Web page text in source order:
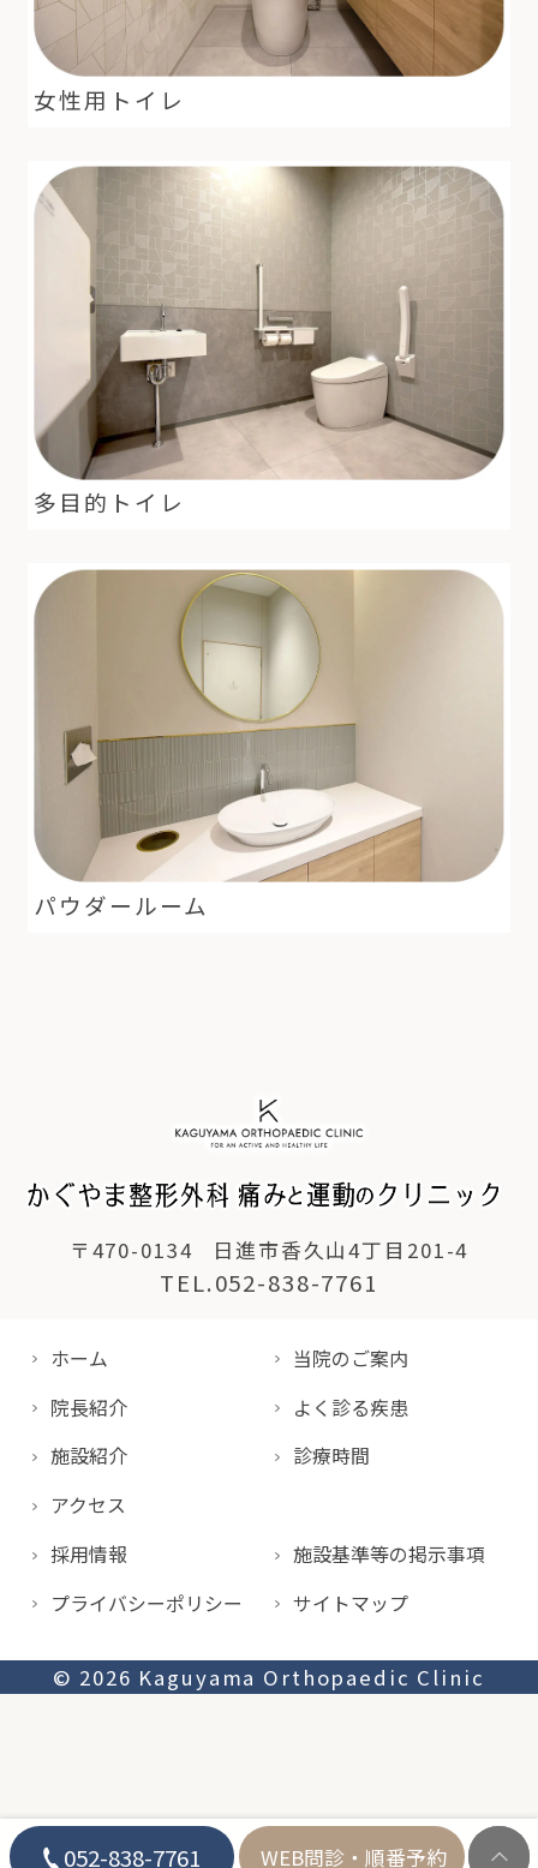
女性用トイレ
多目的トイレ
パウダールーム
〒470-0134 日進市香久山4丁目201-4
TEL.052-838-7761
ホーム
当院のご案内
院長紹介
よく診る疾患
施設紹介
診療時間
アクセス
採用情報
施設基準等の掲示事項
プライバシーポリシー
サイトマップ
052-838-7761 WEB問診 ・順番予約
© 2026 Kaguyama Orthopaedic Clinic